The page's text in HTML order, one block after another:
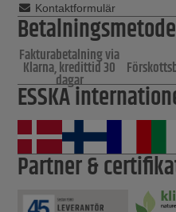
Kontaktformulär
Fakturabetalning via
Klarna, kredittid 30
dagar
ESSKA
Partner &